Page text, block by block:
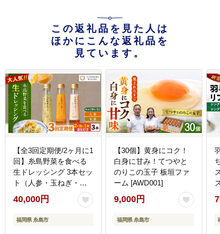
この返礼品を見た人は
ほかにこんな返礼品を
見ています。
【全3回定期便/2ヶ月に1
回】糸島野菜を食べる
生ドレッシング 3本セッ
ト（人参・玉ねぎ・ル
ッコラレモン） 糸島市 /
糸島正キ [AQA090]
40,000円
福岡県 糸島市
【30個】黄身にコク！
白身に甘み！てつやと
のりこの玉子 板垣ファ
ーム [AWD001]
9,000円
福岡県 糸島市